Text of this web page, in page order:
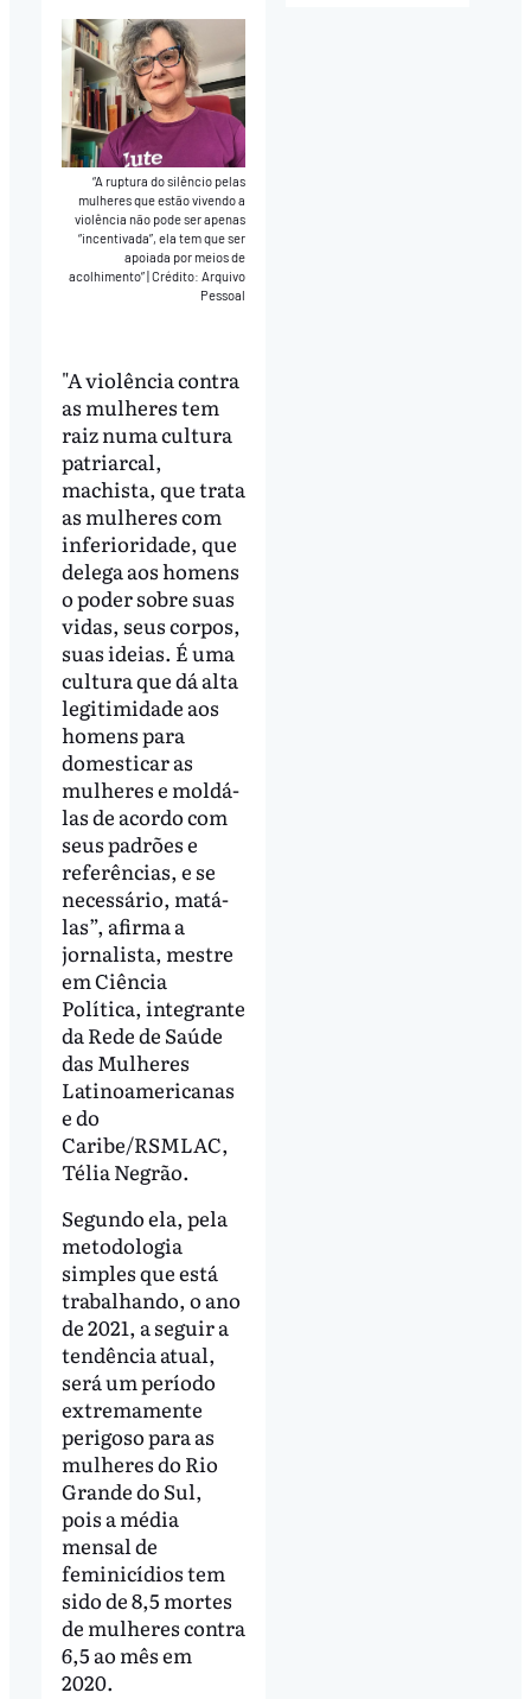
“A ruptura do silêncio pelas
mulheres que estão vivendo a
violência não pode ser apenas
“incentivada”, ela tem que ser
apoiada por meios de
acolhimento”|Crédito: Arquivo
Pessoal
"A violência contra
as mulheres tem
raiz numa cultura
patriarcal,
machista, que trata
as mulheres com
inferioridade, que
delega aos homens
o poder sobre suas
vidas, seus corpos,
suas ideias. É uma
cultura que dá alta
legitimidade aos
homens para
domesticar as
mulheres e moldá-
las de acordo com
seus padrões e
referências, e se
necessário, matá-
las”, afirma a
jornalista, mestre
em Ciência
Política, integrante
da Rede de Saúde
das Mulheres
Latinoamericanas
e do
Caribe/RSMLAC,
Télia Negrão.
Segundo ela, pela
metodologia
simples que está
trabalhando, o ano
de 2021, a seguir a
tendência atual,
será um período
extremamente
perigoso para as
mulheres do Rio
Grande do Sul,
pois a média
mensal de
feminicídios tem
sido de 8,5 mortes
de mulheres contra
6,5 ao mês em
2020.